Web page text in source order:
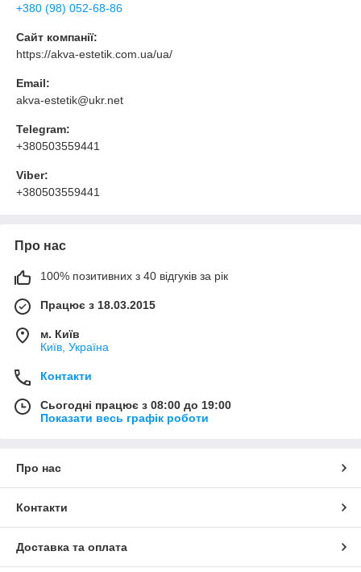
+380 (98) 052-68-86
Сайт компанії:
https://akva-estetik.com.ua/ua/
Email:
akva-estetik@ukr.net
Telegram:
+380503559441
Viber:
+380503559441
Про нас
100% позитивних з 40 відгуків за рік
Працює з 18.03.2015
м. Київ
Київ, Україна
Контакти
Сьогодні працює з 08:00 до 19:00
Показати весь графік роботи
Про нас
Контакти
Доставка та оплата